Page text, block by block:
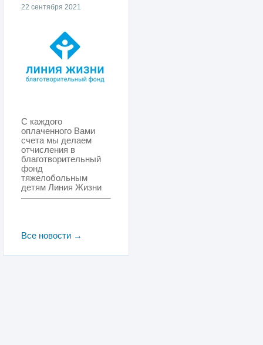
22 сентября 2021
С каждого
оплаченного Вами
счета мы делаем
отчисления в
благотворительный
фонд
тяжелобольным
детям Линия Жизни
Все новости →